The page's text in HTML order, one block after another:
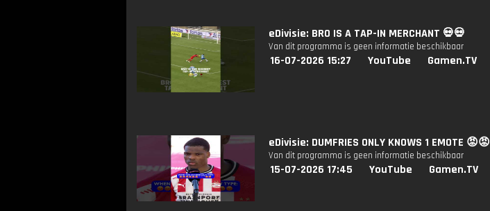
eDivisie: BRO IS A TAP-IN MERCHANT 💀💀
Van dit programma is geen informatie beschikbaar
16-07-2026 15:27 YouTube Gamen.TV
eDivisie: DUMFRIES ONLY KNOWS 1 EMOTE 😡😡
Van dit programma is geen informatie beschikbaar
15-07-2026 17:45 YouTube Gamen.TV